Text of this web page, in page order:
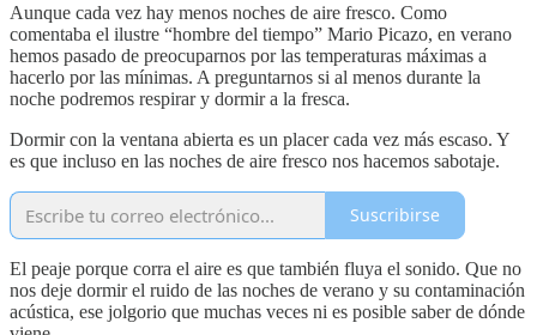
Aunque cada vez hay menos noches de aire fresco. Como
comentaba el ilustre “hombre del tiempo” Mario Picazo, en verano
hemos pasado de preocuparnos por las temperaturas máximas a
hacerlo por las mínimas. A preguntarnos si al menos durante la
noche podremos respirar y dormir a la fresca.
Dormir con la ventana abierta es un placer cada vez más escaso. Y
es que incluso en las noches de aire fresco nos hacemos sabotaje.
Suscribirse
El peaje porque corra el aire es que también fluya el sonido. Que no
nos deje dormir el ruido de las noches de verano y su contaminación
acústica, ese jolgorio que muchas veces ni es posible saber de dónde